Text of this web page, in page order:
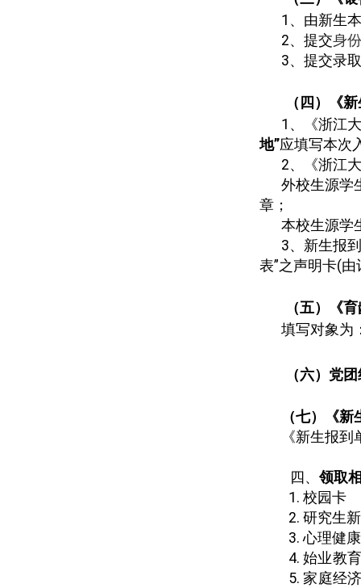
1 、由新生
2、提交身
3、提交录
（四）《
1 、《浙江
地”应填写本次
2、《浙江
外校生源学
章；
本校生源学
3、新生报
表”之声明卡(由
（五）《
填写对象为
（六）党
（七）《
《新生报
四、领取
1. 校园卡
2. 研究生
3.心理健
4. 始业教
5. 家庭经